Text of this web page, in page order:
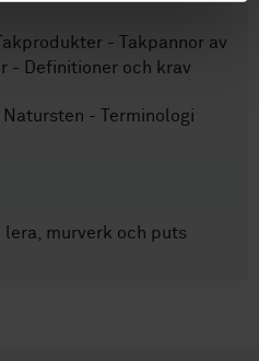
- Takpannor av
- Definitioner och krav
Natursten - Terminologi
lera, murverk och puts